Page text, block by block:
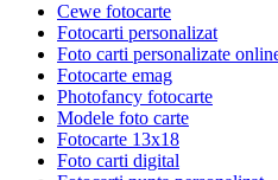
Cewe fotocarte
Fotocarti personalizat
Foto carti personalizate
Fotocarte emag
Photofancy fotocarte
Modele foto carte
Fotocarte 13x18
Foto carti digital